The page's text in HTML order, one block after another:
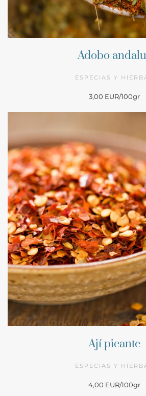
Adobo
ESPECIAS Y
3,00 EUR/100gr
Ají picante
ESPECIAS Y
4,00 EUR/100gr